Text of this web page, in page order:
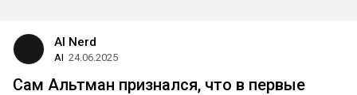
AI Nerd
AI 24.06.2025
Сам Альтман признался, что в первые